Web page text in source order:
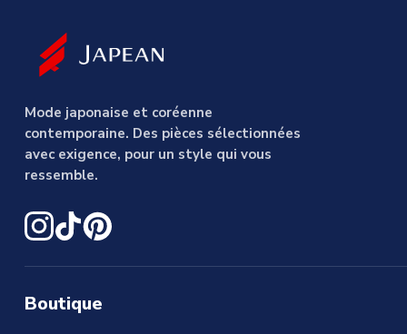
Mode japonaise et coréenne
contemporaine. Des pièces sélectionnées
avec exigence, pour un style qui vous
ressemble.
Boutique